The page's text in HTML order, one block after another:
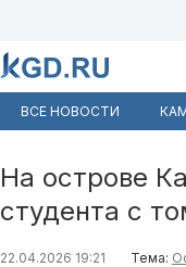
ВСЕ НОВОСТИ
На острове
студента с
22.04.2026 19:21 Тема: